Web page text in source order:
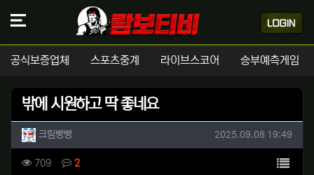
공식보증업체 스포츠중계 라이브스코어 승부예측게임
밖에 시원하고 딱 좋네요
작성자 정보
크림빵빵작성 작성일
2025.09.08 19:49
컨텐츠 정보
709조회 2댓글 목록